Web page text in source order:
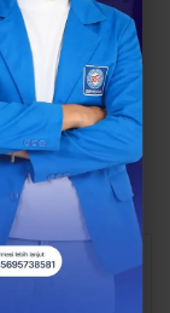
NEXT POST
vs. Qwen:
yang Lebih
Pengguna
Indonesia?